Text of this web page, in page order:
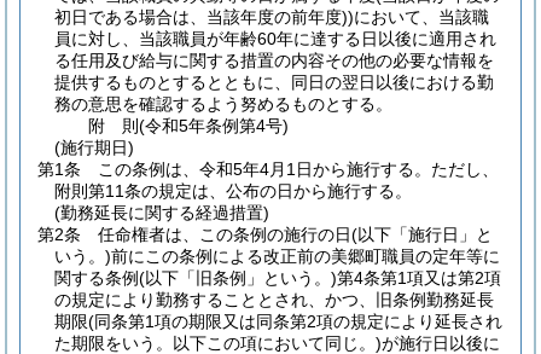
初日である場合は、当該年度の前年度))において、当該職
員に対し、当該職員が年齢60年に達する日以後に適用され
る任用及び給与に関する措置の内容その他の必要な情報を
提供するものとするとともに、同日の翌日以後における勤
務の意思を確認するよう努めるものとする。
附 則(令和5年条例第4号)
(施行期日)
第1条
この条例は、令和5年4月1日から施行する。 ただし、
附則第11条の規定は、公布の日から施行する。
(勤務延長に関する経過措置)
第2条
任命権者は、この条例の施行の日(以下「施行日」と
いう。)前にこの条例による改正前の美郷町職員の定年等に
関する条例(以下「旧条例」という。)第4条第1項又は第2項
の規定により勤務することとされ、かつ、旧条例勤務延長
期限(同条第1項の期限又は同条第2項の規定により延長され
た期限をいう。以下この項において同じ。)が施行日以後に